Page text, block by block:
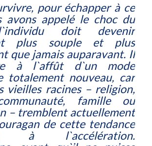
pour échapper à ce
avons appelé le choc du
doit devenir
plus souple et plus
que jamais auparavant. Il
à l`affût d`un mode
totalement nouveau, car
vieilles racines – religion,
famille ou
– tremblent actuellement
de cette tendance
à l`accélération.